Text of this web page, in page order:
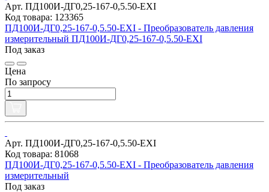
Арт. ПД100И-ДГ0,25-167-0,5.50-ЕХI
Код товара: 123365
ПД100И-ДГ0,25-167-0,5.50-ЕХI - Преобразователь давления
измерительный ПД100И-ДГ0,25-167-0,5.50-ЕХI
Под заказ
Цена
По запросу
Арт. ПД100И-ДГ0,25-167-0,5.50-ЕХI
Код товара: 81068
ПД100И-ДГ0,25-167-0,5.50-ЕХI - Преобразователь давления
измерительный
Под заказ